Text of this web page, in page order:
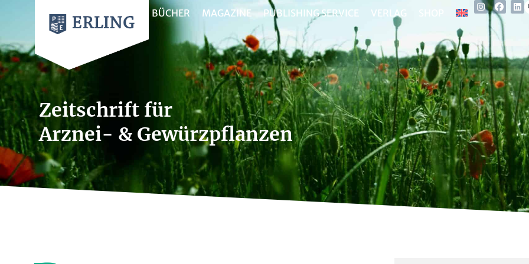
BÜCHER MAGAZINE PUBLISHING SERVICE VERLAG
Zeitschrift für
Arznei- & Gewürzpflanzen